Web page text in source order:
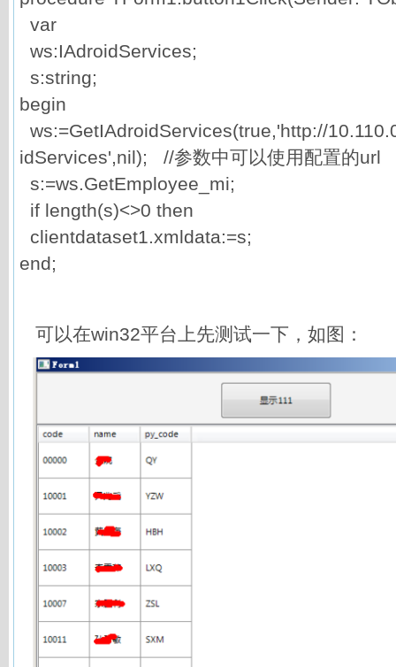
var
ws:IAdroidServices;
s:string;
begin
ws:=GetIAdroidServices(true,'http://
idServices',nil); //参数中可以使用配置的url
s:=ws.GetEmployee_mi;
if length(s)<>0 then
clientdataset1.xmldata:=s;
end;
可以在win32平台上先测试一下，如图：